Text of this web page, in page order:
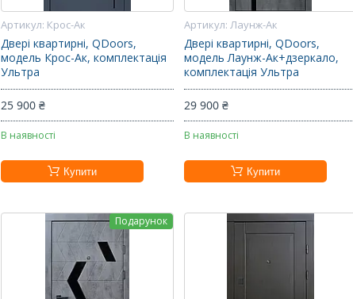
Крос-Ак
Двері квартирні, QDoors,
модель Крос-Ак, комплектація
Ультра
25 900 ₴
В наявності
Купити
Лаунж-Ак
Двері квартирні, QDoors,
модель Лаунж-Ак+дзеркало,
комплектація Ультра
29 900 ₴
В наявності
Купити
Подарунок